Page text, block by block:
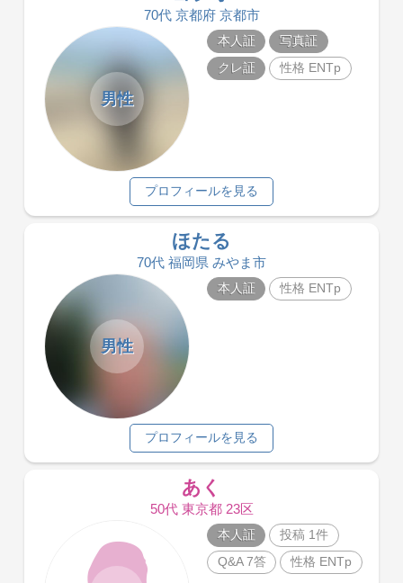
70代 京都府 京都市
男性
本人証
写真証
クレ証
性格 ENTp
プロフィールを見る
ほたる
70代 福岡県 みやま市
男性
本人証 性格 ENTp
プロフィールを見る
あく
50代 東京都 23区
本人証
投稿 1件
Q&A 7答
性格 ENTp